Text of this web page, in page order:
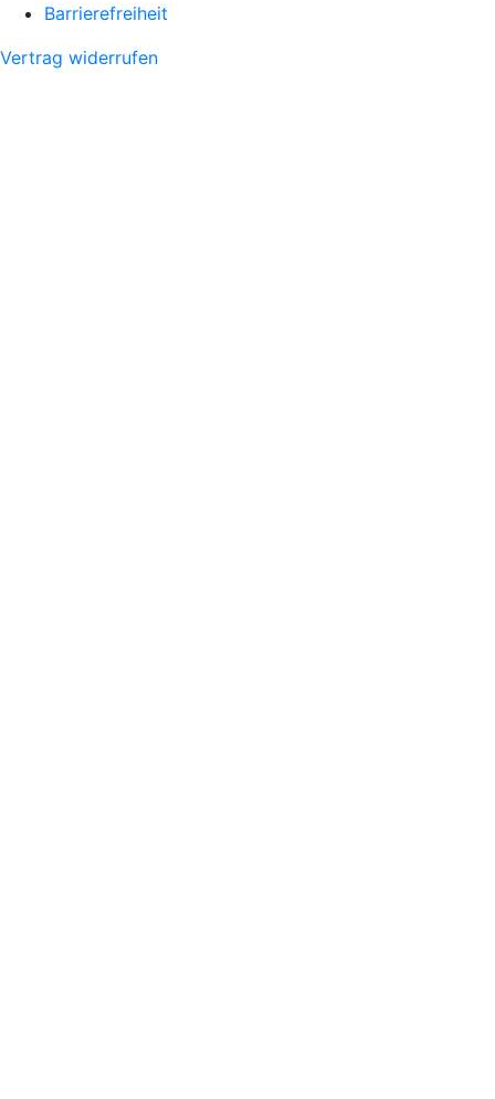
Barrierefreiheit
Vertrag widerrufen